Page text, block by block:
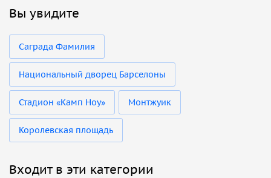
Вы увидите
Саграда Фамилия
Национальный дворец Барселоны
Стадион «Камп Ноу» Монтжуик
Королевская площадь
Входит в эти категории